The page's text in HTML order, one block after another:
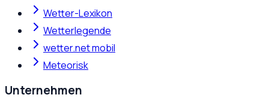
Wetter-Lexikon
Wetterlegende
wetter.net mobil
Meteorisk
Unternehmen